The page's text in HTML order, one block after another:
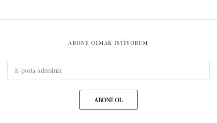
ABONE OLMAK ISTIYORUM
ABONE OL